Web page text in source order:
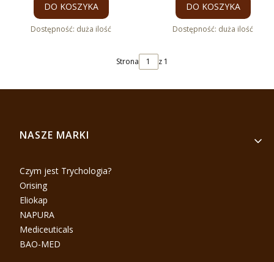
DO KOSZYKA
Dostępność: duża ilość
DO KOSZYKA
Dostępność: duża ilość
Strona z 1
Linki w stopce
NASZE MARKI
Czym jest Trychologia?
Orising
Eliokap
NAPURA
Mediceuticals
BAO-MED